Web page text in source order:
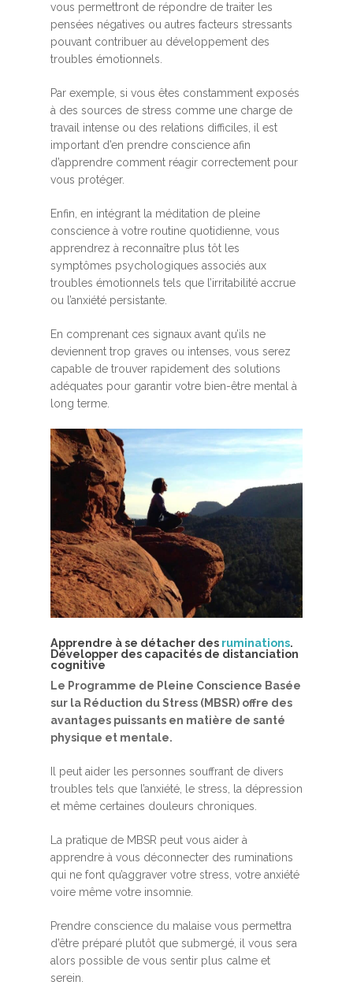
vous permettront de répondre de traiter les
pensées négatives ou autres facteurs stressants
pouvant contribuer au développement des
troubles émotionnels.
Par exemple, si vous êtes constamment exposés
à des sources de stress comme une charge de
travail intense ou des relations difficiles, il est
important d’en prendre conscience afin
d’apprendre comment réagir correctement pour
vous protéger.
Enfin, en intégrant la méditation de pleine
conscience à votre routine quotidienne, vous
apprendrez à reconnaître plus tôt les
symptômes psychologiques associés aux
troubles émotionnels tels que l’irritabilité accrue
ou l’anxiété persistante.
En comprenant ces signaux avant qu’ils ne
deviennent trop graves ou intenses, vous serez
capable de trouver rapidement des solutions
adéquates pour garantir votre bien-être mental à
long terme.
Apprendre à se détacher des ruminations.
Développer des capacités de distanciation
cognitive
Le Programme de Pleine Conscience Basée
sur la Réduction du Stress (MBSR) offre des
avantages puissants en matière de santé
physique et mentale.
Il peut aider les personnes souffrant de divers
troubles tels que l’anxiété, le stress, la dépression
et même certaines douleurs chroniques.
La pratique de MBSR peut vous aider à
apprendre à vous déconnecter des ruminations
qui ne font qu’aggraver votre stress, votre anxiété
voire même votre insomnie.
Prendre conscience du malaise vous permettra
d’être préparé plutôt que submergé, il vous sera
alors possible de vous sentir plus calme et
serein.
Accueil
Méditation
MBSR
Méditation pleine
Stage de méditation
Thérapie :
Somatic Experiencing
Entreprise